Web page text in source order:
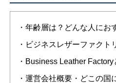
・年齢層は？どんな人にお
・ビジネスレザーファクト
・Business Leather Factory
・運営会社概要・どこの国